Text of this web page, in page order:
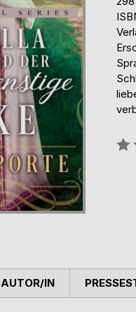
AUTOR/IN